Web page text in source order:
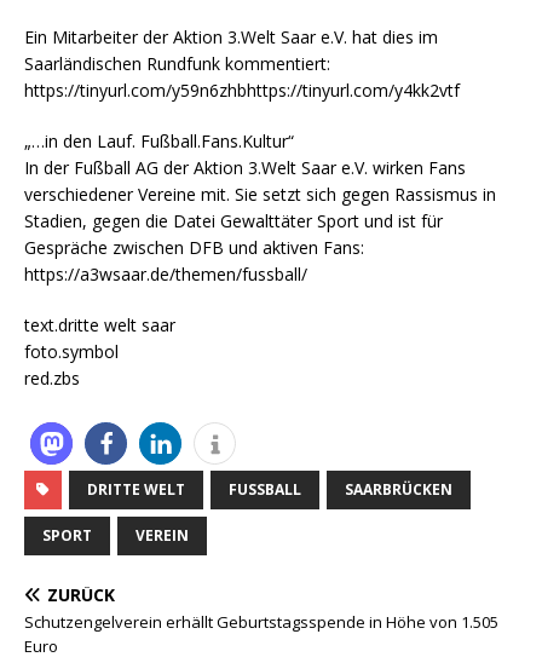
Ein Mitarbeiter der Aktion 3.Welt Saar e.V. hat dies im
Saarländischen Rundfunk kommentiert:
https://tinyurl.com/y59n6zhbhttps://tinyurl.com/y4kk2vtf
„…in den Lauf. Fußball.Fans.Kultur“
In der Fußball AG der Aktion 3.Welt Saar e.V. wirken Fans
verschiedener Vereine mit. Sie setzt sich gegen Rassismus in
Stadien, gegen die Datei Gewalttäter Sport und ist für
Gespräche zwischen DFB und aktiven Fans:
https://a3wsaar.de/themen/fussball/
text.dritte welt saar
foto.symbol
red.zbs
DRITTE WELT FUSSBALL SAARBRÜCKEN
SPORT VEREIN
ZURÜCK
Schutzengelverein erhällt Geburtstagsspende in Höhe von 1.505
Euro